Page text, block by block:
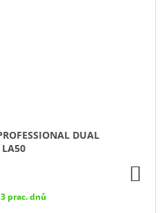
DUAL
LA50
prac. dnů